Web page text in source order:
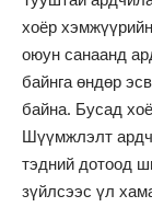
хоёр
оюун санаанд
байнга өндөр
байна. Бусад
Шүүмжлэлт
тэдний дотоод
зүйлсээс үл